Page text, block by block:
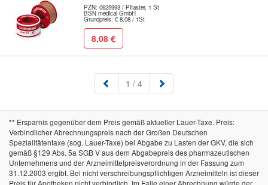
PZN: 0625993 / Pflaster, 1 St
BSN medical GmbH
Grundpreis: € 8,08 / 1St
8,08 €
1 (aktuell)
/ 4
** Ersparnis gegenüber dem Preis gemäß aktueller Lauer-Taxe. Preis:
Verbindlicher Abrechnungspreis nach der Großen Deutschen
Spezialitätentaxe (sog. Lauer-Taxe) bei Abgabe zu Lasten der GKV, die sich
gemäß §129 Abs. 5a SGB V aus dem Abgabepreis des pharmazeutischen
Unternehmens und der Arzneimittelpreisverordnung in der Fassung zum
31.12.2003 ergibt. Bei nicht verschreibungspflichtigen Arzneimitteln ist dieser
Preis für Apotheken nicht verbindlich. Im Falle einer Abrechnung würde der